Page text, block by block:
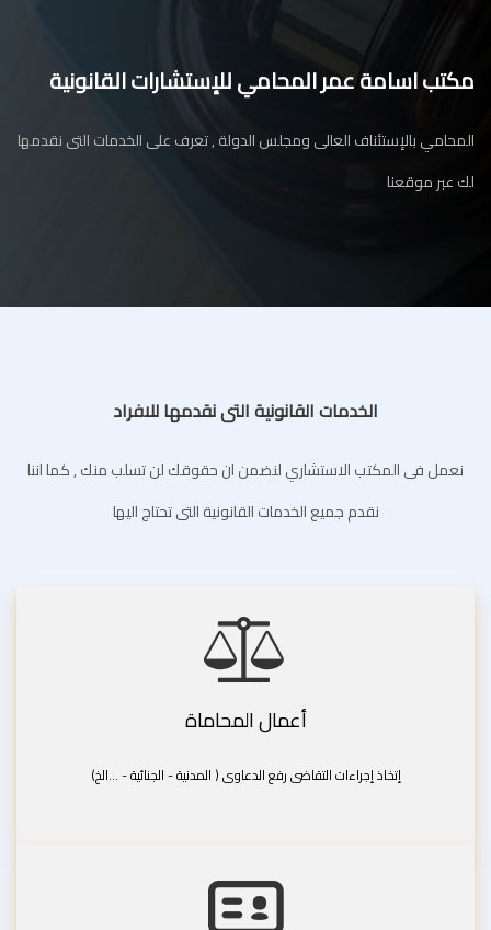
مكتب اسامة عمر المحامي للإستشارات القانونية
المحامي بالإستئناف العالى ومجلس الدولة , تعرف على الخدمات التى نقدمها
لك عبر موقعنا
الخدمات القانونية التى نقدمها للافراد
نعمل فى المكتب الاستشاري لنضمن ان حقوقك لن تسلب منك , كما اننا
نقدم جميع الخدمات القانونية التى تحتاج اليها
أعمال المحاماة
إتخاذ إجراءات التقاضى رفع الدعاوى ( المدنية - الجنائية - ...الخ)